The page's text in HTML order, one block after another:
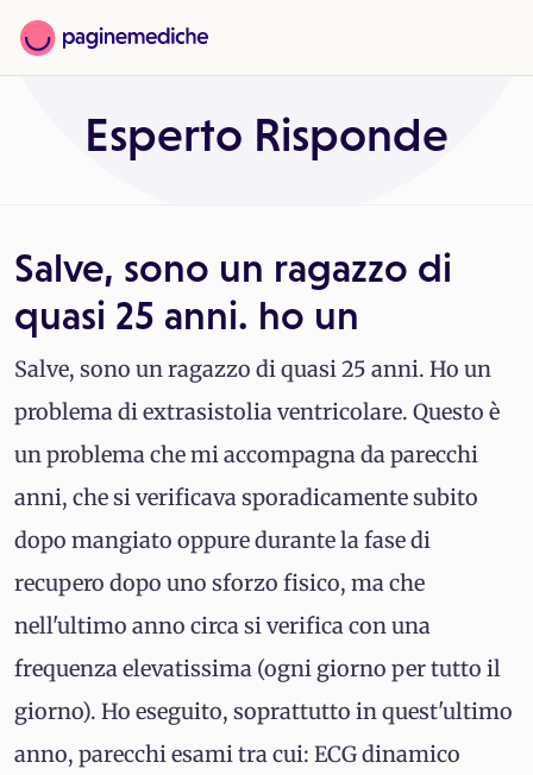
Esperto Risponde
Salve, sono un ragazzo di
quasi 25 anni. ho un
Salve, sono un ragazzo di quasi 25 anni. Ho un
problema di extrasistolia ventricolare. Questo è
un problema che mi accompagna da parecchi
anni, che si verificava sporadicamente subito
dopo mangiato oppure durante la fase di
recupero dopo uno sforzo fisico, ma che
nell'ultimo anno circa si verifica con una
frequenza elevatissima (ogni giorno per tutto il
giorno). Ho eseguito, soprattutto in quest'ultimo
anno, parecchi esami tra cui: ECG dinamico